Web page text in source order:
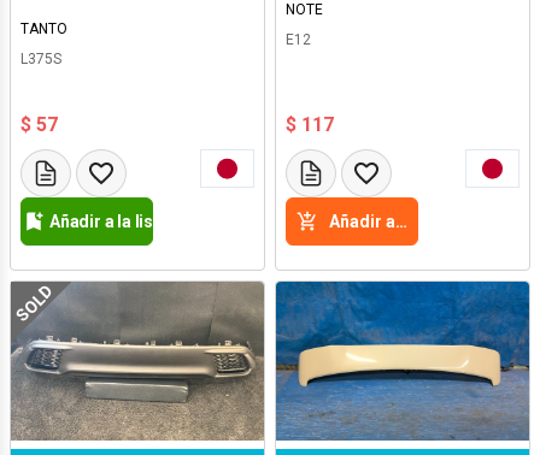
TANTO
L375S
$ 57
Añadir a la lista de deseos
NOTE
E12
$ 117
Añadir a la cesta
SOLD